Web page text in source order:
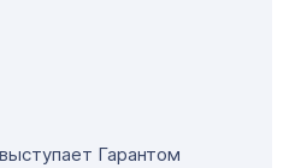
Гарантом